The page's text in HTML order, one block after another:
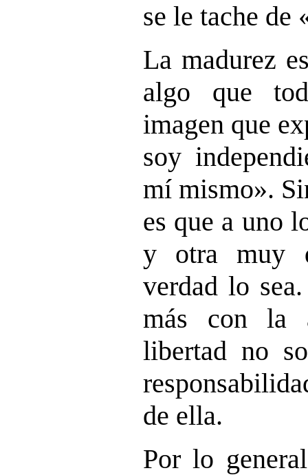
se le tache de
La madurez
algo que
imagen que
soy
mí mismo».
es que a uno
y otra muy
verdad lo
más con la
libertad no
de ella.
Por lo